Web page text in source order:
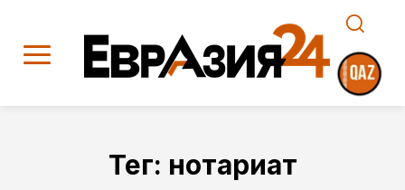
Тег: нотариат